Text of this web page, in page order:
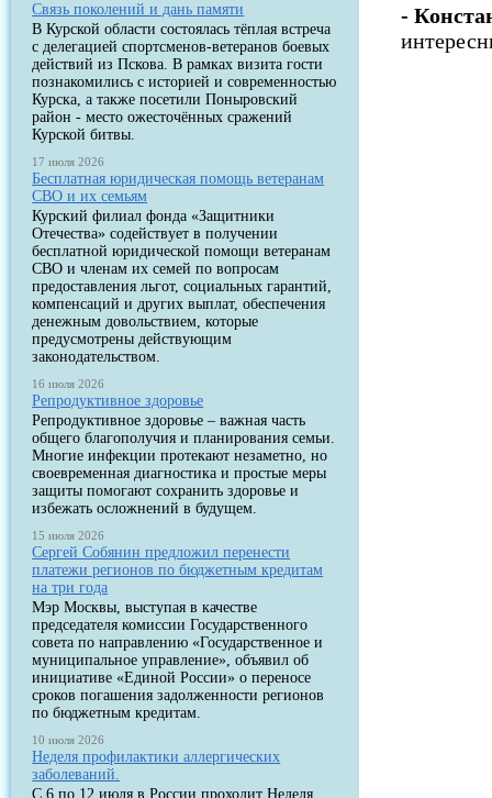
Связь поколений и дань памяти
В Курской области состоялась тёплая встреча
с делегацией спортсменов-ветеранов боевых
действий из Пскова. В рамках визита гости
познакомились с историей и современностью
Курска, а также посетили Поныровский
район - место ожесточённых сражений
Курской битвы.
17 июля 2026
Бесплатная юридическая помощь ветеранам
СВО и их семьям
Курский филиал фонда «Защитники
Отечества» содействует в получении
бесплатной юридической помощи ветеранам
СВО и членам их семей по вопросам
предоставления льгот, социальных гарантий,
компенсаций и других выплат, обеспечения
денежным довольствием, которые
предусмотрены действующим
законодательством.
16 июля 2026
Репродуктивное здоровье
Репродуктивное здоровье – важная часть
общего благополучия и планирования семьи.
Многие инфекции протекают незаметно, но
своевременная диагностика и простые меры
защиты помогают сохранить здоровье и
избежать осложнений в будущем.
15 июля 2026
Сергей Собянин предложил перенести
платежи регионов по бюджетным кредитам
на три года
Мэр Москвы, выступая в качестве
председателя комиссии Государственного
совета по направлению «Государственное и
муниципальное управление», объявил об
инициативе «Единой России» о переносе
сроков погашения задолженности регионов
по бюджетным кредитам.
10 июля 2026
Неделя профилактики аллергических
заболеваний.
С 6 по 12 июля в России проходит Неделя
-